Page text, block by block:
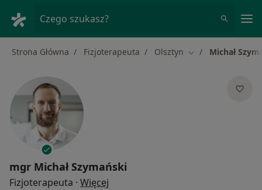
Czego szukasz?
Strona Główna Fizjoterapeuta Olsztyn Zmień miasto
Michał
mgr Michał Szymański
Fizjoterapeuta · Więcej